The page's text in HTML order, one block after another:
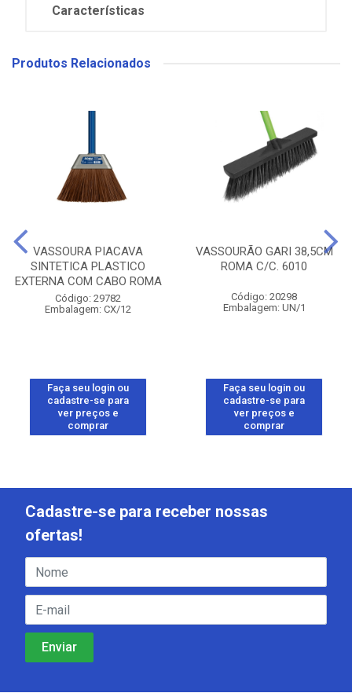
Características
Produtos Relacionados
VASSOURA PIACAVA
SINTETICA PLASTICO
EXTERNA COM CABO ROMA
Código: 29782
Embalagem: CX/12
Faça seu login ou
cadastre-se para
ver preços e
comprar
VASSOURÃO GARI 38,5CM
ROMA C/C. 6010
Código: 20298
Embalagem: UN/1
Faça seu login ou
cadastre-se para
ver preços e
comprar
Cadastre-se para receber nossas
ofertas!